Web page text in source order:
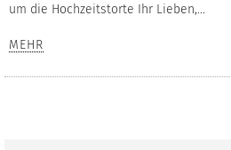
um die Hochzeitstorte Ihr Lieben,...
MEHR